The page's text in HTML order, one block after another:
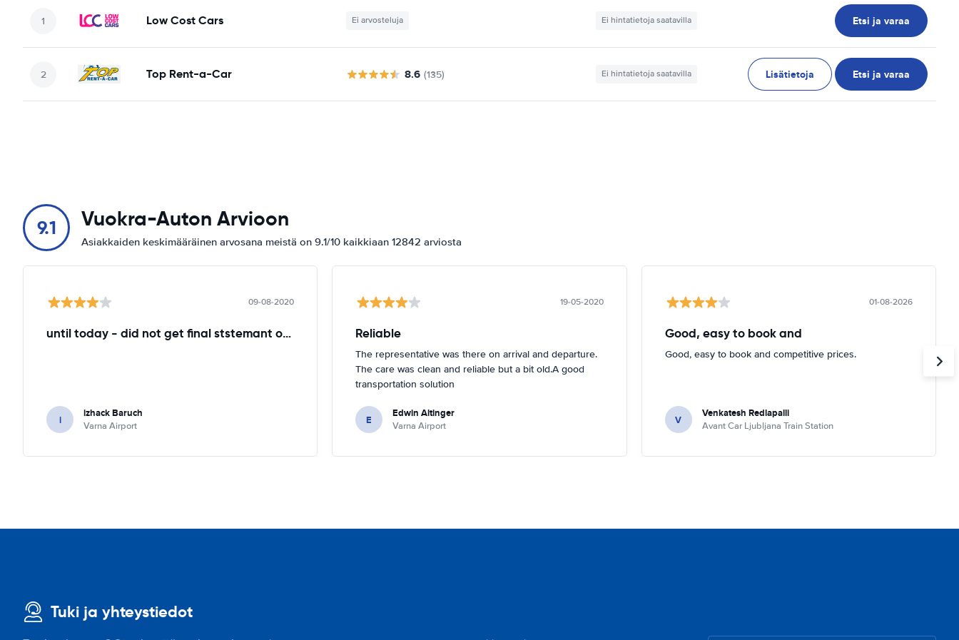
Low Cost Cars Ei arvosteluja Ei hintatietoja saatavilla Etsi ja varaa
Top Rent-a-Car 8.6 (135) Ei hintatietoja saatavilla Lisätietoja Etsi ja varaa
9.1 Vuokra-Auton Arvioon
Asiakkaiden keskimääräinen arvosana meistä on 9.1/10 kaikkiaan 12842 arviosta
09-08-2020
until today - did not get final ststemant of the rent !!
i izhack Baruch
Varna Airport
19-05-2020
Reliable
The representative was there on arrival and departure.
The care was clean and reliable but a bit old.A good
transportation solution
E Edwin Altinger
Varna Airport
01-08-2026
Good, easy to book and
Good, easy to book and competitive prices.
V Venkatesh Redlapalli
Avant Car Ljubljana Train Station
Tuki ja yhteystiedot